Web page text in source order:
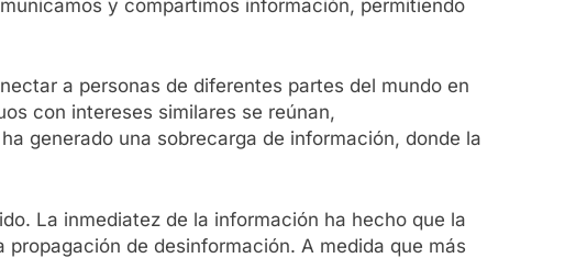
y compartimos información, permitiendo
a personas de diferentes partes del mundo en
con intereses similares se reúnan,
generado una sobrecarga de información, donde la
La inmediatez de la información ha hecho que la
de desinformación. A medida que más